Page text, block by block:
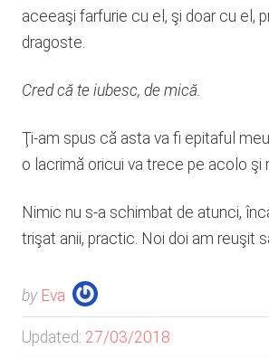
aceeaşi farfurie cu el, şi doar cu el,
dragoste.
Cred că te iubesc, de mică.
Ţi-am spus că asta va fi epitaful
o lacrimă oricui va trece pe acolo şi
Nimic nu s-a schimbat de atunci,
trişat anii, practic. Noi doi am reuşit
by Eva
Updated: 27/03/2018